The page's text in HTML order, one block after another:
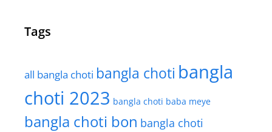
Tags
all bangla choti bangla choti bangla
choti 2023 bangla choti baba meye
bangla choti bon bangla choti